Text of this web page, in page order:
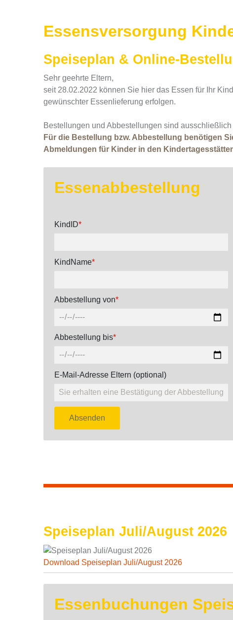
Essensversorgung
Speiseplan & Online-
Sehr geehrte Eltern,
seit 28.02.2022 können Sie hier das Essen für Ihr
gewünschter Essenlieferung erfolgen.
Bestellungen und Abbestellungen sind
Für die Bestellung bzw. Abbestellung benötigen
Abmeldungen für Kinder in den
Essenabbestellung
KindID*
KindName*
Abbestellung von*
Abbestellung bis*
E-Mail-Adresse Eltern (optional)
Absenden
Speiseplan Juli/August 2026
Download Speiseplan Juli/August 2026
Essenbuchungen